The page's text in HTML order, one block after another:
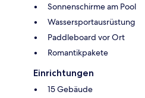
Sonnenschirme am Pool
Wassersportausrüstung
Paddleboard vor Ort
Romantikpakete
Einrichtungen
15 Gebäude